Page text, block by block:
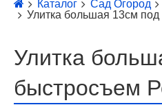
Каталог Сад Огород
Улитка большая 13см
Улитка
быстросъем